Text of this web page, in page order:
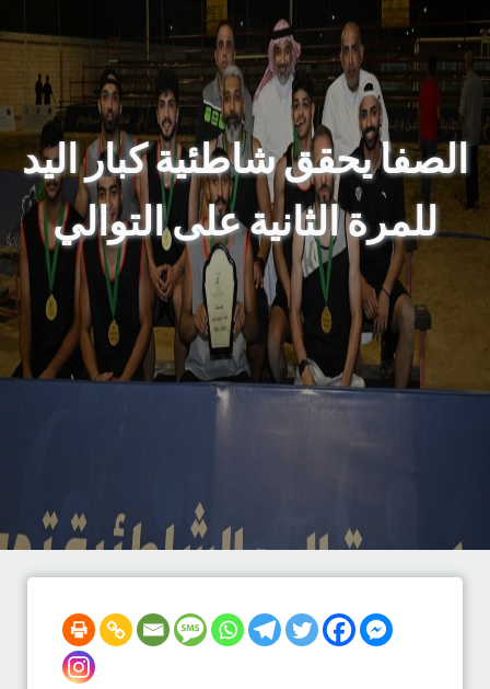
الصفا يحقق شاطئية كبار اليد
للمرة الثانية على التوالي